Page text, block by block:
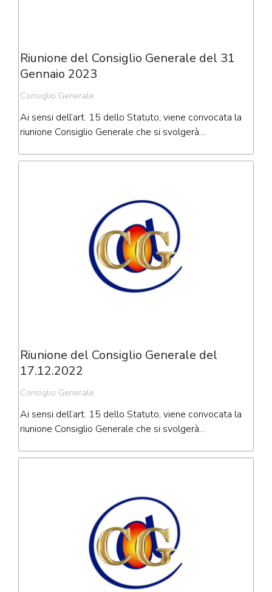
Riunione del Consiglio Generale del 31
Gennaio 2023
Consiglio Generale
Ai sensi dell’art. 15 dello Statuto, viene convocata la
riunione Consiglio Generale che si svolgerà…
Riunione del Consiglio Generale del
17.12.2022
Consiglio Generale
Ai sensi dell’art. 15 dello Statuto, viene convocata la
riunione Consiglio Generale che si svolgerà…